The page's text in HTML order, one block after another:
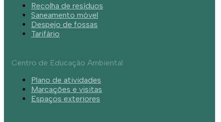
Recolha de resíduos
Saneamento móvel
Despejo de fossas
Tarifário
Centro de Educação Ambiental
Plano de atividades
Marcações e visitas
Espaços exteriores